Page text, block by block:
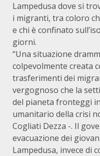
Lampedusa dove si
i migranti, tra coloro
e chi è confinato
giorni.
“Una situazione
colpevolmente creata
trasferimenti dei
vergognoso che la
del pianeta fronteggi
umanitario della crisi
Cogliati Dezza -. Il
evacuazione dei
Lampedusa, invece di